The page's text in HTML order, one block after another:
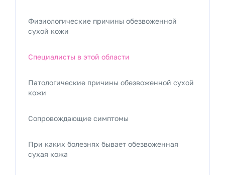
Физиологические причины обезвоженной
сухой кожи
Специалисты в этой области
Патологические причины обезвоженной сухой
кожи
Сопровождающие симптомы
При каких болезнях бывает обезвоженная
сухая кожа